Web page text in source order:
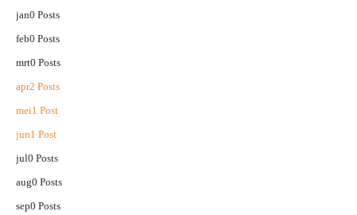
jan0 Posts
feb0 Posts
mrt0 Posts
apr2 Posts
mei1 Post
jun1 Post
jul0 Posts
aug0 Posts
sep0 Posts